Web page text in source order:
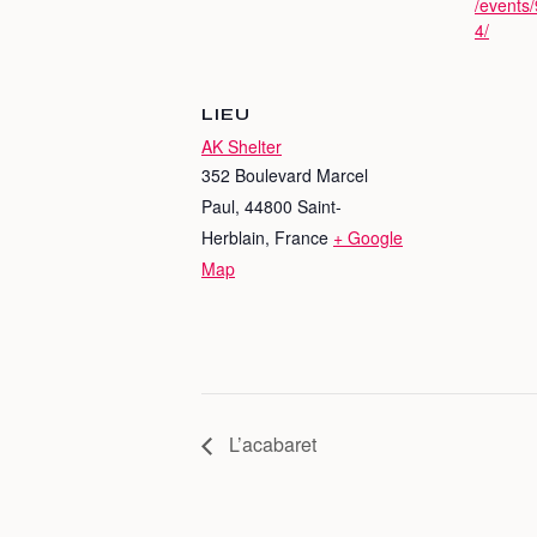
/
4/
LIEU
AK Shelter
352 Boulevard Marcel
Paul, 44800 Saint-
Herblain, France + Google
Map
L’acabaret